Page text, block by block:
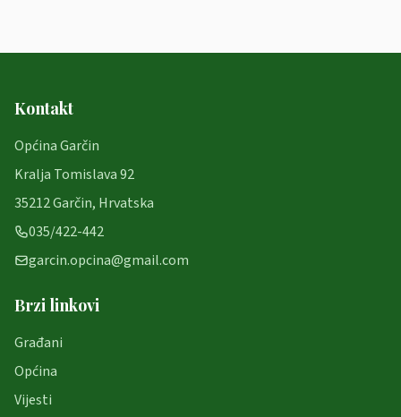
Kontakt
Općina Garčin
Kralja Tomislava 92
35212 Garčin, Hrvatska
035/422-442
garcin.opcina@gmail.com
Brzi linkovi
Građani
Općina
Vijesti